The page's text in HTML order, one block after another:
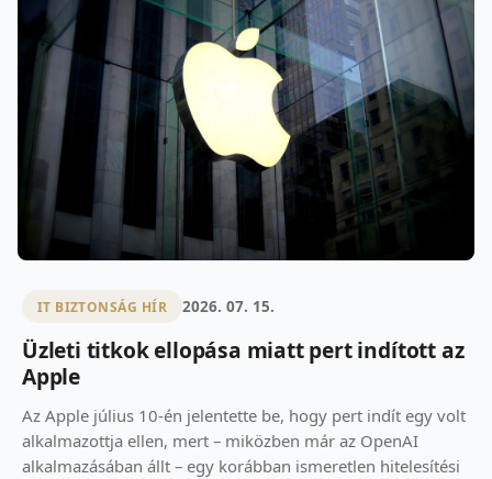
IT BIZTONSÁG HÍR 2026. 07. 15.
Üzleti titkok ellopása miatt pert indított az
Apple
Az Apple július 10-én jelentette be, hogy pert indít egy volt
alkalmazottja ellen, mert – miközben már az OpenAI
alkalmazásában állt – egy korábban ismeretlen hitelesítési